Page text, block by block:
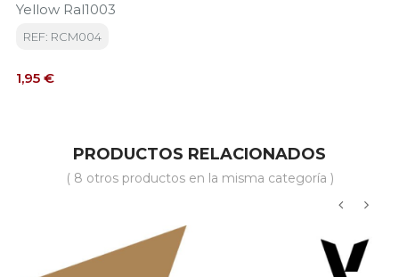
Yellow Ral1003
REF: RCM004
Precio
1,95 €
PRODUCTOS RELACIONADOS
( 8 otros productos en la misma categoría )
›